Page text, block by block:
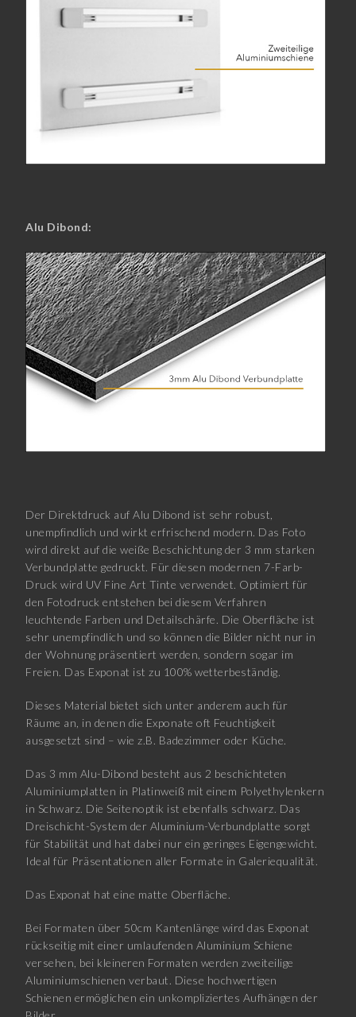
Alu Dibond:
Der Direktdruck auf Alu Dibond ist sehr robust,
unempfindlich und wirkt erfrischend modern. Das Foto
wird direkt auf die weiße Beschichtung der 3 mm starken
Verbundplatte gedruckt. Für diesen modernen 7-Farb-
Druck wird UV Fine Art Tinte verwendet. Optimiert für
den Fotodruck entstehen bei diesem Verfahren
leuchtende Farben und Detailschärfe. Die Oberfläche ist
sehr unempfindlich und so können die Bilder nicht nur in
der Wohnung präsentiert werden, sondern sogar im
Freien. Das Exponat ist zu 100% wetterbeständig.
Dieses Material bietet sich unter anderem auch für
Räume an, in denen die Exponate oft Feuchtigkeit
ausgesetzt sind – wie z.B. Badezimmer oder Küche.
Das 3 mm Alu-Dibond besteht aus 2 beschichteten
Aluminiumplatten in Platinweiß mit einem Polyethylenkern
in Schwarz. Die Seitenoptik ist ebenfalls schwarz. Das
Dreischicht-System der Aluminium-Verbundplatte sorgt
für Stabilität und hat dabei nur ein geringes Eigengewicht.
Ideal für Präsentationen aller Formate in Galeriequalität.
Das Exponat hat eine matte Oberfläche.
Bei Formaten über 50cm Kantenlänge wird das Exponat
rückseitig mit einer umlaufenden Aluminium Schiene
versehen, bei kleineren Formaten werden zweiteilige
Aluminiumschienen verbaut. Diese hochwertigen
Schienen ermöglichen ein unkompliziertes Aufhängen der